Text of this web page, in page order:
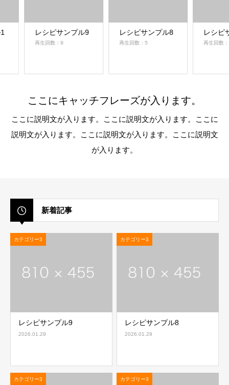
レシピサンプル9 レシピサンプル8 レシピサンプル7
再生回数：11
ここにキャッチフレーズが入ります。
ここに説明文が入ります。ここに説明文が入ります。ここに
説明文が入ります。ここに説明文が入ります。ここに説明文
が入ります。
新着記事
カテゴリー3
レシピサンプル9
2026.01.29
カテゴリー3
レシピサンプル8
2026.01.29
カテゴリー3 カテゴリー3